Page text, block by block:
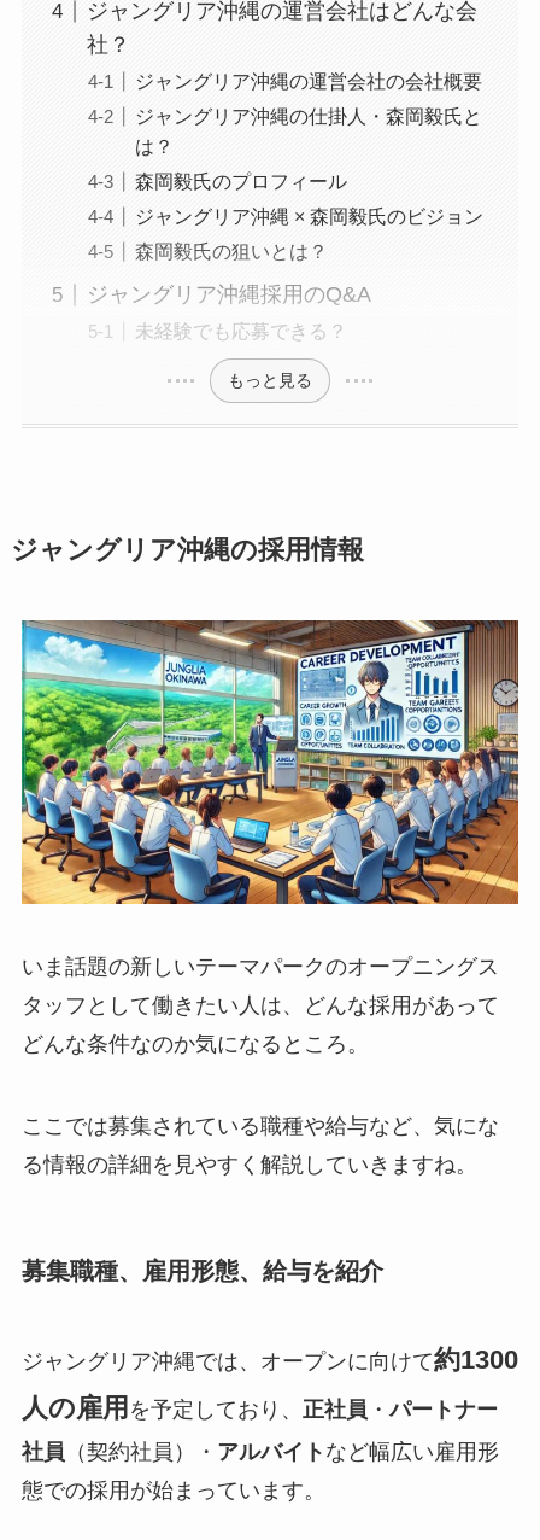
ジャングリア沖縄の運営会社はどんな会
社？
ジャングリア沖縄の運営会社の会社概要
ジャングリア沖縄の仕掛人・森岡毅氏と
は？
森岡毅氏のプロフィール
ジャングリア沖縄 × 森岡毅氏のビジョン
森岡毅氏の狙いとは？
ジャングリア沖縄採用のQ&A
未経験でも応募できる？
もっと見る
ジャングリア沖縄の採用情報
いま話題の新しいテーマパークのオープニングス
タッフとして働きたい人は、どんな採用があって
どんな条件なのか気になるところ。
ここでは募集されている職種や給与など、気にな
る情報の詳細を見やすく解説していきますね。
募集職種、雇用形態、給与を紹介
ジャングリア沖縄では、オープンに向けて約1300
人の雇用 を予定しており、 正社員 ・パートナー
社員 （契約社員）・ アルバイト など幅広い雇用形
態での採用が始まっています。